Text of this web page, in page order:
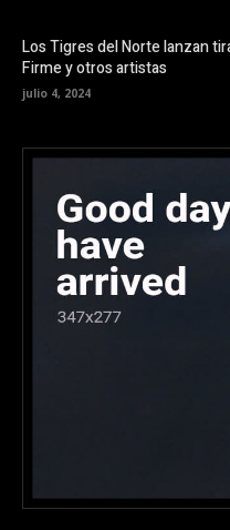
Los Tigres del Norte lanzan
Firme y otros artistas
julio 4, 2024